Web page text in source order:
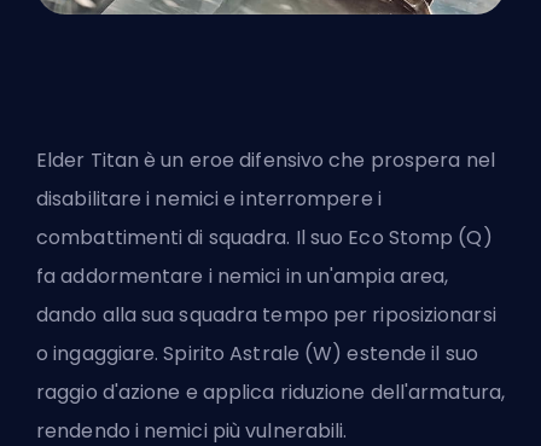
Elder Titan è un eroe difensivo che prospera nel
disabilitare i nemici e interrompere i
combattimenti di squadra. Il suo Eco Stomp (Q)
fa addormentare i nemici in un'ampia area,
dando alla sua squadra tempo per riposizionarsi
o ingaggiare. Spirito Astrale (W) estende il suo
raggio d'azione e applica riduzione dell'armatura,
rendendo i nemici più vulnerabili.